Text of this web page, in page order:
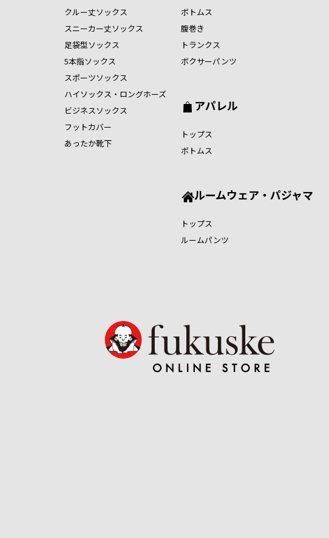
クルー丈ソックス
スニーカー丈ソックス
足袋型ソックス
5本指ソックス
スポーツソックス
ハイソックス・ロングホーズ
ビジネスソックス
フットカバー
あったか靴下
ボトムス
腹巻き
トランクス
ボクサーパンツ
アパレル
トップス
ボトムス
ルームウェア・パジャマ
トップス
ルームパンツ